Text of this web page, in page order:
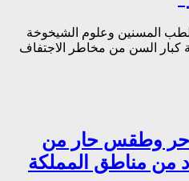
لطب المسنين وعلوم الشيخوخة
كبار السن من مخاطر الاجتفاف
حر وطقس حار من
من مناطق المملكة